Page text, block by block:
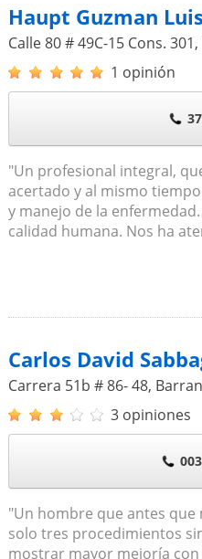
Haupt Guzman
Calle 80 # 49C-15 Cons. 301,
1 opinión
"Un profesional integral,
acertado y al mismo
y manejo de la
calidad humana. Nos ha
Carlos David
Carrera 51b # 86- 48,
3 opiniones
"Un hombre que antes
solo tres procedimientos
mostrar mayor mejoría